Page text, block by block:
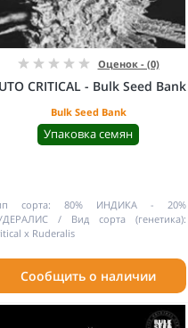
Оценок - (0)
CRITICAL - Bulk Seed Bank
Bulk Seed Bank
Упаковка семян
сорта:
80% ИНДИКА - 20%
Вид сорта (генетика):
x Ruderalis
Сообщить о наличии